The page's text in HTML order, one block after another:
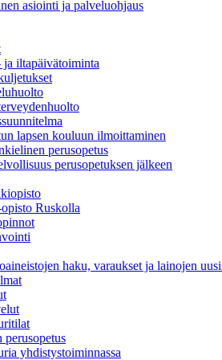
asiointi ja palveluohjaus
ja iltapäivätoiminta
lapsen kouluun ilmoittaminen
perusopetus
perusopetuksen jälkeen
Ruskolla
haku, varaukset ja lainojen
perusopetus
yhdistystoiminnassa